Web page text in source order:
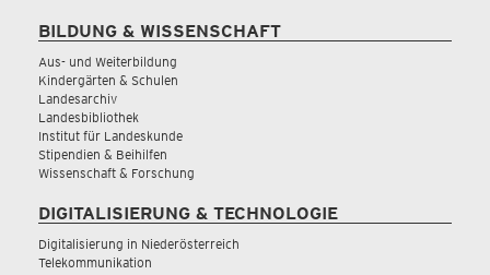
BILDUNG & WISSENSCHAFT
Aus- und Weiterbildung
Kindergärten & Schulen
Landesarchiv
Landesbibliothek
Institut für Landeskunde
Stipendien & Beihilfen
Wissenschaft & Forschung
DIGITALISIERUNG & TECHNOLOGIE
Digitalisierung in Niederösterreich
Telekommunikation